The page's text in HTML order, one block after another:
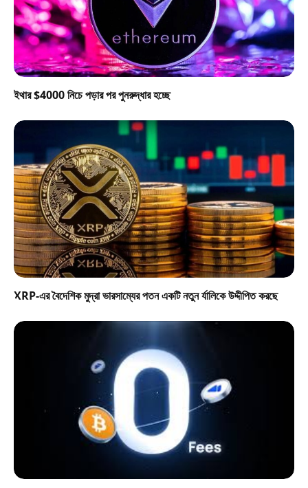
ইথার $4000 নিচে পড়ার পর পুনরুদ্ধার হচ্ছে
XRP-এর বৈদেশিক মুদ্রা ভারসাম্যের পতন একটি নতুন র্যালিকে উদ্দীপিত করছে